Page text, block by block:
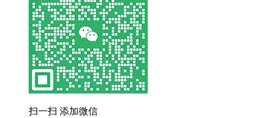
扫一扫 添加微信